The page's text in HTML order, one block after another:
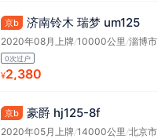
京b 济南铃木 瑞梦 um125
2020年08月上牌/10000公里/淄博市
0次过户
¥2,380
京b 豪爵 hj125-8f
2020年05月上牌/14000公里/北京市